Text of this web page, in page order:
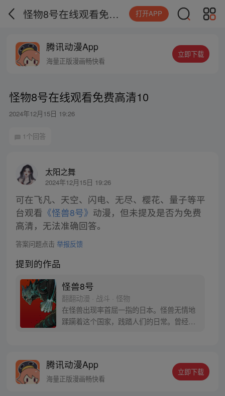
怪物8号在线观看免费高清10 打开APP
腾讯动漫App
海量正版漫画畅快看
立即下载
怪物8号在线观看免费高清10
2024年12月15日 19:26
1个回答
太阳之舞
2024年12月15日 19:26
可在飞凡、天空、闪电、无尽、樱花、量子等平
台观看 《怪兽8号》 动漫，但未提及是否为免费
高清，无法准确回答。
答案问题点击 举报反馈
提到的作品
怪兽8号
翻翻动漫 · 战斗 · 怪物
在怪兽出现率首屈一指的日本。怪兽无情地
蹂躏着这个国家，践踏人们的日常。曾经立
担任讨伐怪兽工作的日本防卫队将这样的他
称作“怪兽8号”。
腾讯动漫App
海量正版漫画畅快看
立即下载